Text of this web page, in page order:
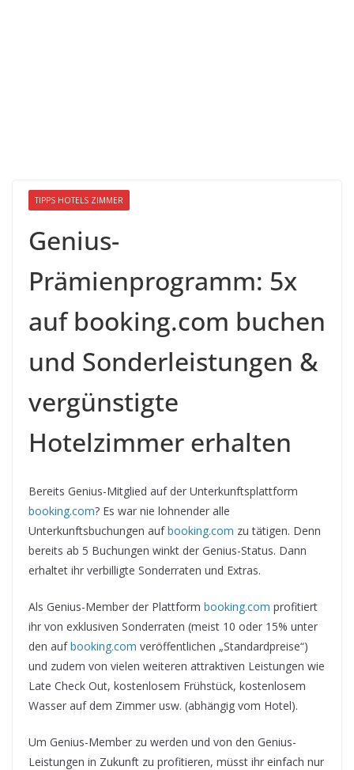
TIPPS HOTELS ZIMMER
Genius-
Prämienprogramm: 5x
auf booking.com buchen
und Sonderleistungen &
vergünstigte
Hotelzimmer erhalten
Bereits Genius-Mitglied auf der Unterkunftsplattform
booking.com? Es war nie lohnender alle
Unterkunftsbuchungen aufbooking.com zu tätigen. Denn
bereits ab 5 Buchungen winkt der Genius-Status. Dann
erhaltet ihr verbilligte Sonderraten und Extras.
Als Genius-Member der Plattform booking.com profitiert
ihr von exklusiven Sonderraten (meist 10 oder 15% unter
den aufbooking.com veröffentlichen „Standardpreise“)
und zudem von vielen weiteren attraktiven Leistungen wie
Late Check Out, kostenlosem Frühstück, kostenlosem
Wasser auf dem Zimmer usw. (abhängig vom Hotel).
Um Genius-Member zu werden und von den Genius-
Leistungen in Zukunft zu profitieren, müsst ihr einfach nur